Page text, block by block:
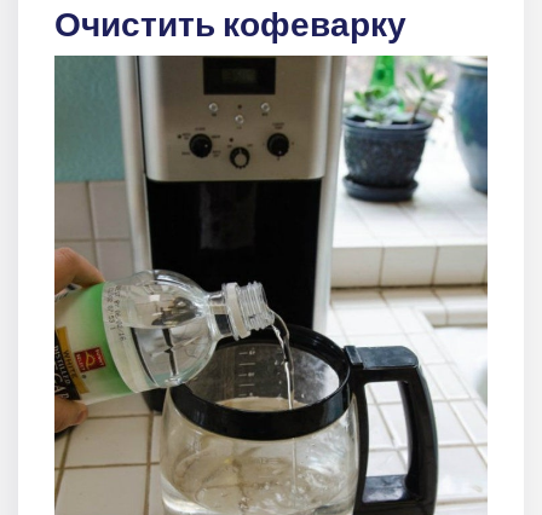
Очистить кофеварку